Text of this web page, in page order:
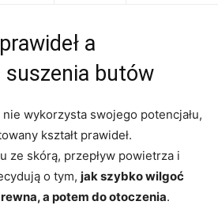
a
butów
wykorzysta swojego potencjału,
kształt prawideł.
ze skórą, przepływ powietrza i
o tym, jak szybko wilgoć
a potem do otoczenia.